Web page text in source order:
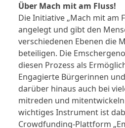
Über Mach mit am Fluss!
Die Initiative „Mach mit am
angelegt und gibt den
verschiedenen Ebenen die
beteiligen. Die
diesen Prozess als
Engagierte Bürgerinnen
darüber hinaus auch bei
mitreden und
wichtiges Instrument ist
Crowdfunding-Plattform